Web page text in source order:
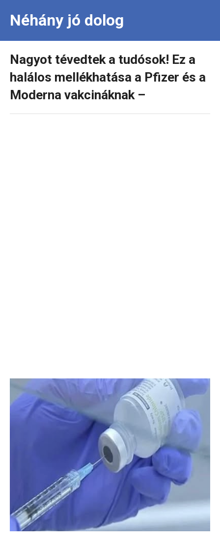
Néhány jó dolog
Nagyot tévedtek a tudósok! Ez a
halálos mellékhatása a Pfizer és a
Moderna vakcináknak –